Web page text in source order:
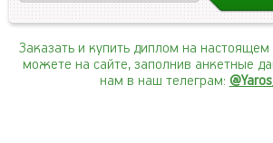
Заказать и купить диплом на
можете на сайте, заполнив анкетные
нам в наш телеграм: